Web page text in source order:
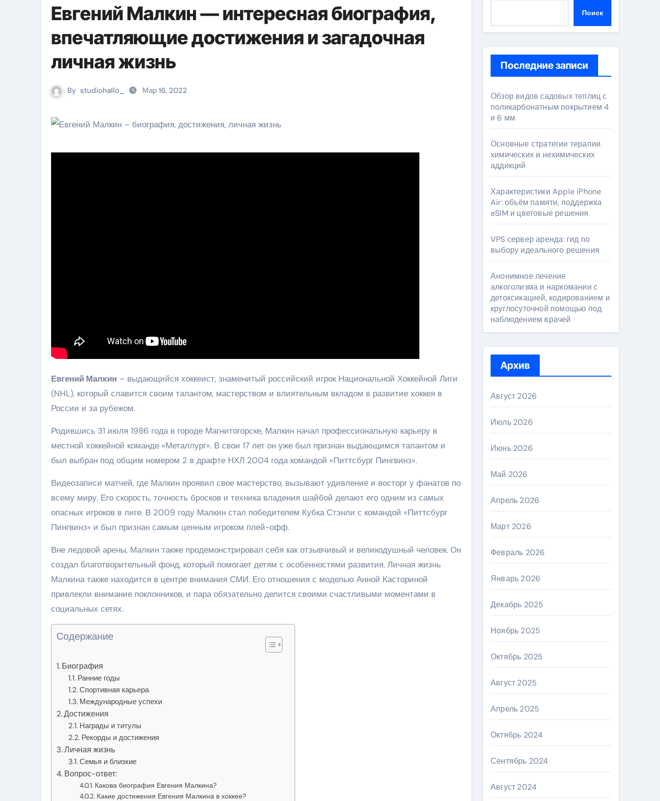
Евгений Малкин — интересная биография,
впечатляющие достижения и загадочная
личная жизнь
By studiohallo_ Мар 16, 2022
Евгений Малкин – выдающийся хоккеист, знаменитый российский игрок Национальной Хоккейной Лиги
(NHL), который славится своим талантом, мастерством и влиятельным вкладом в развитие хоккея в
России и за рубежом.
Родившись 31 июля 1986 года в городе Магнитогорске, Малкин начал профессиональную карьеру в
местной хоккейной команде «Металлург». В свои 17 лет он уже был признан выдающимся талантом и
был выбран под общим номером 2 в драфте НХЛ 2004 года командой «Питтсбург Пингвинз».
Видеозаписи матчей, где Малкин проявил свое мастерство, вызывают удивление и восторг у фанатов по
всему миру. Его скорость, точность бросков и техника владения шайбой делают его одним из самых
опасных игроков в лиге. В 2009 году Малкин стал победителем Кубка Стэнли с командой «Питтсбург
Пингвинз» и был признан самым ценным игроком плей-офф.
Вне ледовой арены, Малкин также продемонстрировал себя как отзывчивый и великодушный человек. Он
создал благотворительный фонд, который помогает детям с особенностями развития. Личная жизнь
Малкина также находится в центре внимания СМИ. Его отношения с моделью Анной Касториной
привлекли внимание поклонников, и пара обязательно делится своими счастливыми моментами в
социальных сетях.
Содержание
Биография
Ранние годы
Спортивная карьера
Международные успехи
Достижения
Награды и титулы
Рекорды и достижения
Личная жизнь
Семья и близкие
Вопрос-ответ:
Какова биография Евгения Малкина?
Какие достижения Евгения Малкина в хоккее?
Поиск
Последние записи
Обзор видов садовых теплиц с
поликарбонатным покрытием 4
и 6 мм
Основные стратегии терапии
химических и нехимических
аддикций
Характеристики Apple iPhone
Air: объём памяти, поддержка
eSIM и цветовые решения
VPS сервер аренда: гид по
выбору идеального решения
Анонимное лечение
алкоголизма и наркомании с
детоксикацией, кодированием и
круглосуточной помощью под
наблюдением врачей
Архив
Август 2026
Июль 2026
Июнь 2026
Май 2026
Апрель 2026
Март 2026
Февраль 2026
Январь 2026
Декабрь 2025
Ноябрь 2025
Октябрь 2025
Август 2025
Апрель 2025
Октябрь 2024
Сентябрь 2024
Август 2024